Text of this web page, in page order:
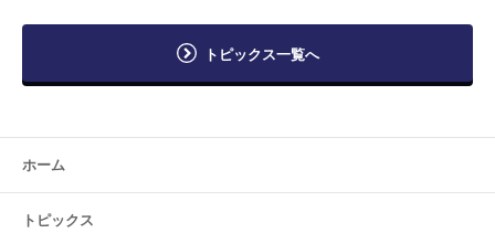
トピックス一覧へ
ホーム
トピックス